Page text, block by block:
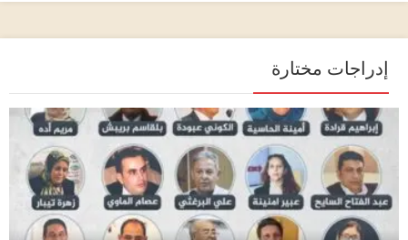
إدراجات مختارة